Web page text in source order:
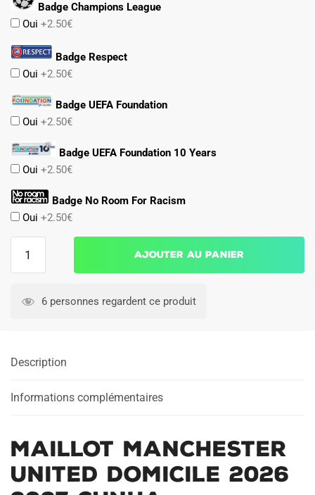
Badge Champions League
Oui +2.50€
Badge Respect
Oui +2.50€
Badge UEFA Foundation
Oui +2.50€
Badge UEFA Foundation 10 Years
Oui +2.50€
Badge No Room For Racism
Oui +2.50€
Manchester
2027
Ajouter au panier
6 personnes regardent ce produit
Description
Informations complémentaires
Maillot Manchester
United Domicile 2026